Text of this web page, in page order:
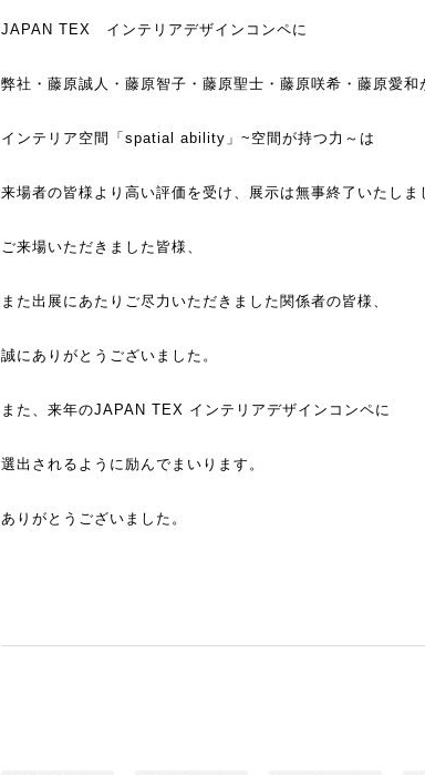
JAPAN TEX インテリアデザインコンペに
弊社・藤原誠人・藤原智子・藤原聖士・藤原咲希・藤原愛和
インテリア空間「spatial ability」~空間が持つ力～は
来場者の皆様より高い評価を受け、展示は無事終了いたしま
ご来場いただきました皆様、
また出展にあたりご尽力いただきました関係者の皆様、
誠にありがとうございました。
また、来年のJAPAN TEX インテリアデザインコンペに
選出されるように励んでまいります。
ありがとうございました。